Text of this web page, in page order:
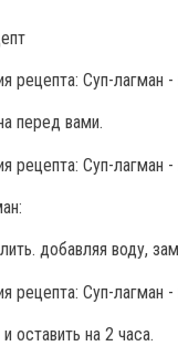
перед вами.
добавляя воду,
оставить на 2 часа.